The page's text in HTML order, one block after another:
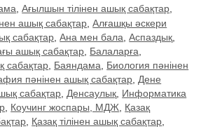
,Ағылшын тілінен ашық сабақтар,
ашық сабақтар ,Алғашқы әскери
сабақтар ,Ана мен бала ,Аспаздық
ашық сабақтар Балаларға
сабақтар
Баяндама
Биология пәнінен
пәнінен ашық сабақтар Дене
сабақтар Денсаулық
Информатика
Коучинг жоспары, МДЖ
Қазақ
Қазақ тілінен ашық сабақтар